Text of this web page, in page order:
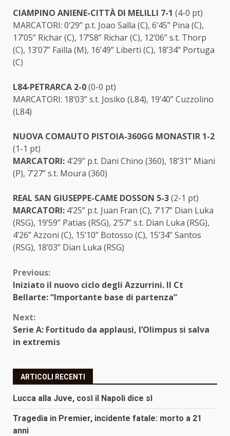
CIAMPINO ANIENE-CITTÀ DI MELILLI 7-1 (4-0 pt)
MARCATORI: 0’29” p.t. Joao Salla (C), 6’45” Pina (C),
17’05” Richar (C), 17’58” Richar (C), 12’06” s.t. Thorp
(C), 13’07” Failla (M), 16’49” Liberti (C), 18’34” Portuga
(C)
L84-PETRARCA 2-0(0-0 pt)
MARCATORI: 18’03” s.t. Josiko (L84), 19’40” Cuzzolino
(L84)
NUOVA COMAUTO PISTOIA-360GG MONASTIR 1-2
(1-1 pt)
MARCATORI: 4’29” p.t. Dani Chino (360), 18’31” Miani
(P), 7’27” s.t. Moura (360)
REAL SAN GIUSEPPE-CAME DOSSON 5-3(2-1 pt)
MARCATORI: 4’25” p.t. Juan Fran (C), 7’17” Dian Luka
(RSG), 19’59” Patias (RSG), 2’57” s.t. Dian Luka (RSG),
4’26” Azzoni (C), 15’10” Botosso (C), 15’34” Santos
(RSG), 18’03” Dian Luka (RSG)
Continue
Reading
Previous:
Iniziato il nuovo ciclo degli Azzurrini. Il Ct
Bellarte: “Importante base di partenza”
Next:
Serie A: Fortitudo da applausi, l’Olimpus si salva
in extremis
ARTICOLI RECENTI
Lucca alla Juve, così il Napoli dice sì
Tragedia in Premier, incidente fatale: morto a 21
anni